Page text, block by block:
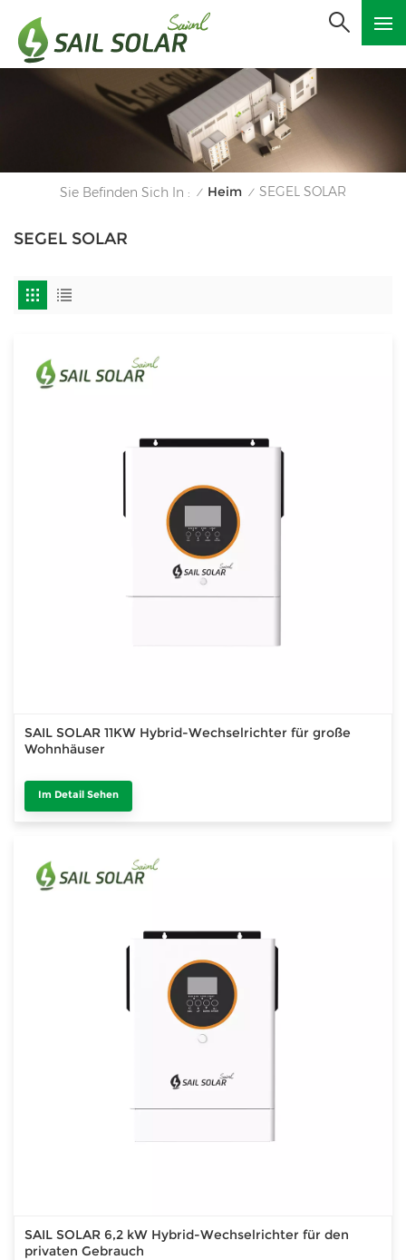
Sie Befinden Sich In : / Heim / SEGEL SOLAR
SEGEL SOLAR
SAIL SOLAR 11KW Hybrid-Wechselrichter für große
Wohnhäuser
Im Detail Sehen
SAIL SOLAR 6,2 kW Hybrid-Wechselrichter für den
privaten Gebrauch